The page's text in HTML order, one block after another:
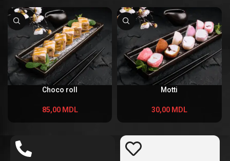
Choco roll
85,00 MDL
Motti
30,00 MDL